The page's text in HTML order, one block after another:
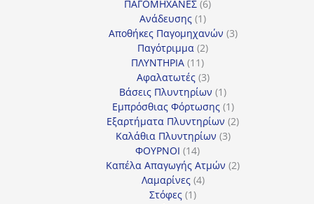
προϊόντα
ΠΑΓΟΜΗΧΑΝΕΣ 66
Ανάδευσης 11
προϊόν
Αποθήκες Παγομηχανών 33
Παγότριμμα 22
ΠΛΥΝΤΗΡΙΑ 1111
προϊόντα
Αφαλατωτές 33
προϊόντα
Βάσεις Πλυντηρίων 11
προϊόν
Εμπρόσθιας Φόρτωσης 11
προϊόν
Εξαρτήματα Πλυντηρίων 22
Καλάθια Πλυντηρίων 33
ΦΟΥΡΝΟΙ 1414
προϊόντα
Καπέλα Απαγωγής Ατμών 22
Λαμαρίνες 44
Στόφες 11